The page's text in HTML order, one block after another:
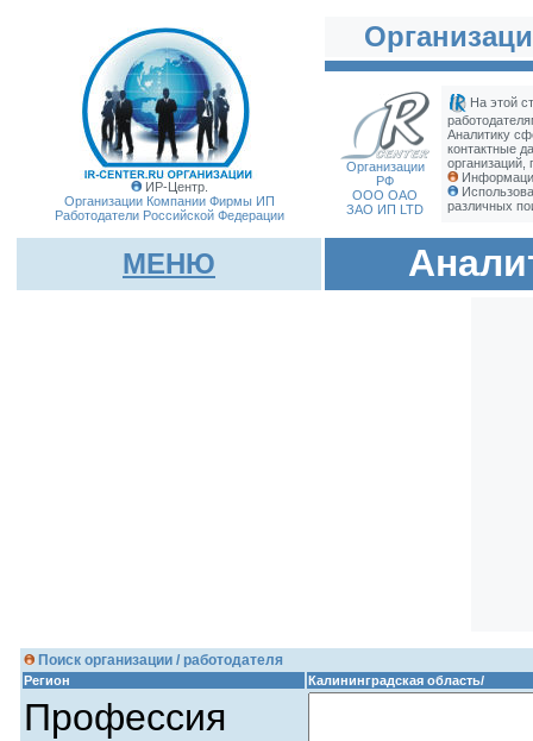
ИР-Центр.
Организации Компании Фирмы ИП
Работодатели Российской Федерации
Организации
РФ
ООО ОАО
ЗАО ИП LTD
На этой
Аналитику
контактные
различных
МЕНЮ
Поиск организации / работодателя
Регион Калининградская область/
Профессия